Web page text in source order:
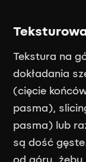
Tekstura na
dokładania
(cięcie
pasma),
pasma) lub
są dość